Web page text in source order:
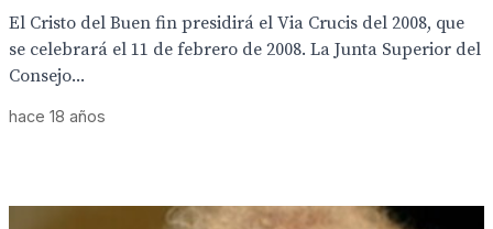
El Cristo del Buen fin presidirá el Via Crucis del 2008, que
se celebrará el 11 de febrero de 2008. La Junta Superior del
Consejo...
hace 18 años